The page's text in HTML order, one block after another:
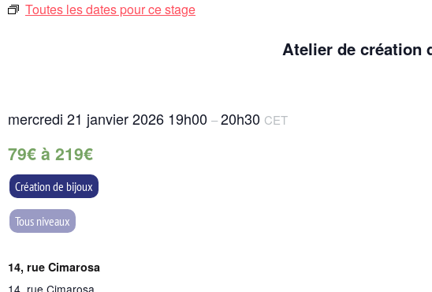
Toutes les dates pour ce stage
Atelier de création
mercredi 21 janvier 2026 19h00 –20h30 CET
79€ à 219€
Création de bijoux
Tous niveaux
14, rue Cimarosa
14, rue Cimarosa